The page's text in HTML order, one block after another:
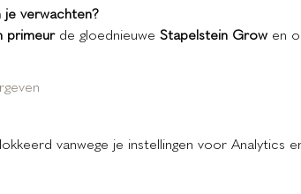
je verwachten?
primeur de gloednieuwe Stapelstein Grow en
vanwege je instellingen voor Analytics